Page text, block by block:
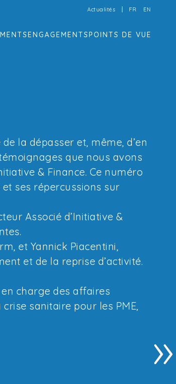
Actualités FR EN
ENGAGEMENTSPOINTS DE VUE
la dépasser et, même, d’en
que nous avons
& Finance. Ce numéro
ses répercussions sur
Associé d’Initiative &
et Yannick Piacentini,
et de la reprise d’activité.
charge des affaires
sanitaire pour les PME,